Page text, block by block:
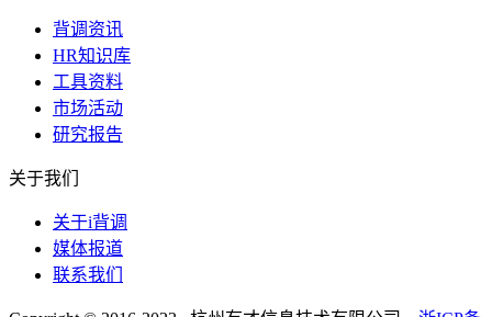
背调资讯
HR知识库
工具资料
市场活动
研究报告
关于我们
关于i背调
媒体报道
联系我们